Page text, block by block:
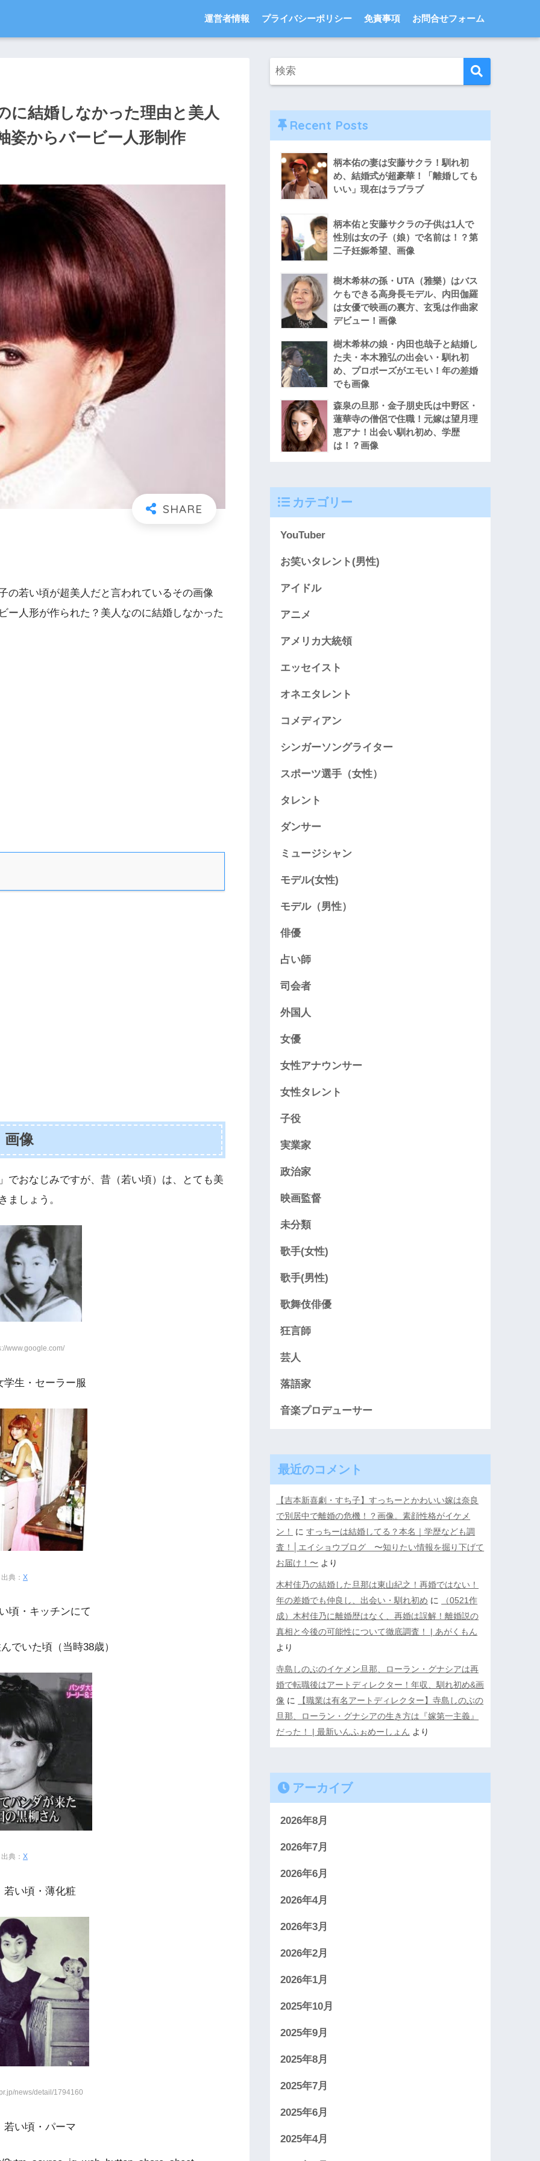
運営者情報 プライバシーポリシー 免責事項 お問合せフォーム
に結婚しなかった理由と美人
姿からバービー人形制作
の若い頃が超美人だと言われているその画像
ー人形が作られた？美人なのに結婚しなかった
画像
でおなじみですが、昔（若い頃）は、とても美
ましょう。
www.google.com/
学生・セーラー服
出典： X
頃・キッチンにて
でいた頃（当時38歳）
出典： X
若い頃・薄化粧
news/detail/1794160
若い頃・パーマ
Recent Posts
柄本佑の妻は安藤サクラ！馴れ初
め、結婚式が超豪華！「離婚しても
いい」現在はラブラブ
柄本佑と安藤サクラの子供は1人で
性別は女の子（娘）で名前は！？第
二子妊娠希望、画像
樹木希林の孫・UTA（雅樂）はバス
ケもできる高身長モデル、内田伽羅
は女優で映画の裏方、玄兎は作曲家
デビュー！画像
樹木希林の娘・内田也哉子と結婚し
た夫・本木雅弘の出会い・馴れ初
め、プロポーズがエモい！年の差婚
でも画像
森泉の旦那・金子朋史氏は中野区・
蓮華寺の僧侶で住職！元嫁は望月理
恵アナ！出会い馴れ初め、学歴
は！？画像
カテゴリー
YouTuber
お笑いタレント(男性)
アイドル
アニメ
アメリカ大統領
エッセイスト
オネエタレント
コメディアン
シンガーソングライター
スポーツ選手（女性）
タレント
ダンサー
ミュージシャン
モデル(女性)
モデル（男性）
俳優
占い師
司会者
外国人
女優
女性アナウンサー
女性タレント
子役
実業家
政治家
映画監督
未分類
歌手(女性)
歌手(男性)
歌舞伎俳優
狂言師
芸人
落語家
音楽プロデューサー
最近のコメント
【吉本新喜劇・すち子】すっちーとかわいい嫁は奈良
で別居中で離婚の危機！？画像。素顔性格がイケメ
ン！
にすっちーは結婚してる？本名｜学歴なども調
査！│エイショウブログ 〜知りたい情報を掘り下げて
お届け！〜 より
木村佳乃の結婚した旦那は東山紀之！再婚ではない！
年の差婚でも仲良し、出会い・馴れ初め に
（0521作
成）木村佳乃に離婚歴はなく、再婚は誤解！離婚説の
真相と今後の可能性について徹底調査！ | あがくもん
より
寺島しのぶのイケメン旦那、ローラン・グナシアは再
婚で転職後はアートディレクター！年収、馴れ初め&画
像 に
【職業は有名アートディレクター】寺島しのぶの
旦那、ローラン・グナシアの生き方は『嫁第一主義』
だった！ | 最新いんふぉめーしょん より
アーカイブ
2026年8月
2026年7月
2026年6月
2026年4月
2026年3月
2026年2月
2026年1月
2025年10月
2025年9月
2025年8月
2025年7月
2025年6月
2025年4月